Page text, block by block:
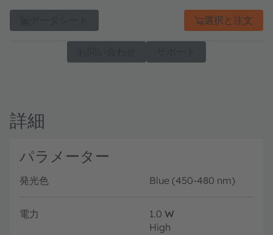
選択と注文
詳細
パラメーター
発光色 Blue (450-480 nm)
電力 1.0 W
High